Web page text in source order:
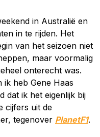
in Australië en
in te rijden. Het
van het seizoen niet
maar voormalig
onterecht was.
ik heb Gene Haas
dat ik het eigenlijk bij
cijfers uit de
tegenover PlanetF1.